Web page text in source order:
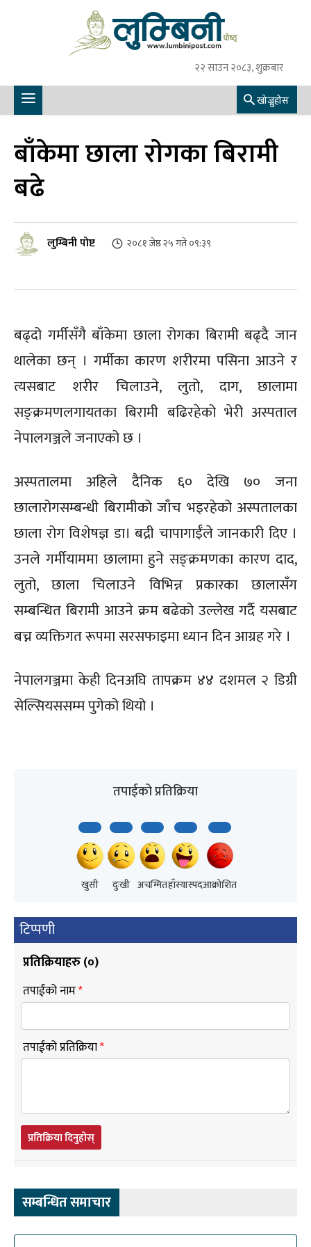
२२ साउन २०८३, शुक्रबार
खोज्नुहोस
बाँकेमा छाला राेगका बिरामी
बढे
लुम्बिनी पोष्ट २०८१ जेष्ठ २५ गते ०९:३९
बढ्दो गर्मीसँगै बाँकेमा छाला रोगका बिरामी बढ्दै जान
थालेका छन् । गर्मीका कारण शरीरमा पसिना आउने र
त्यसबाट शरीर चिलाउने, लुतो, दाग, छालामा
सङ्क्रमणलगायतका बिरामी बढिरहेको भेरी अस्पताल
नेपालगञ्जले जनाएको छ ।
अस्पतालमा अहिले दैनिक ६० देखि ७० जना
छालारोगसम्बन्धी बिरामीको जाँच भइरहेको अस्पतालका
छाला रोग विशेषज्ञ डा। बद्री चापागाईँले जानकारी दिए ।
उनले गर्मीयाममा छालामा हुने सङ्क्रमणका कारण दाद,
लुतो, छाला चिलाउने विभिन्न प्रकारका छालासँग
सम्बन्धित बिरामी आउने क्रम बढेको उल्लेख गर्दै यसबाट
बच्न व्यक्तिगत रूपमा सरसफाइमा ध्यान दिन आग्रह गरे ।
नेपालगञ्जमा केही दिनअघि तापक्रम ४४ दशमल २ डिग्री
सेल्सियससम्म पुगेको थियो ।
तपाईको प्रतिक्रिया
खुसी दुःखी अचम्मितहाँस्यास्पदआक्रोशित
टिप्पणी
प्रतिक्रियाहरु (०)
तपाईंको नाम*
तपाईंको प्रतिक्रिया*
प्रतिक्रिया दिनुहोस्
सम्बन्धित समाचार